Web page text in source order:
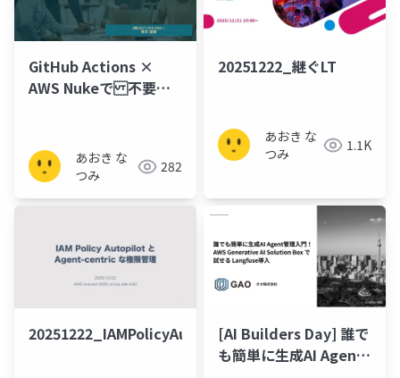
GitHub Actions ×
AWS Nukeで 不要リ
あおき な
つみ
282
20251222_継ぐLT
あおき な
つみ
1.1K
20251222_IAMPolicyAutopilot[AI Builders Day] 誰で
も簡単に生成AI Agent